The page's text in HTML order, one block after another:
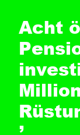
Acht
,